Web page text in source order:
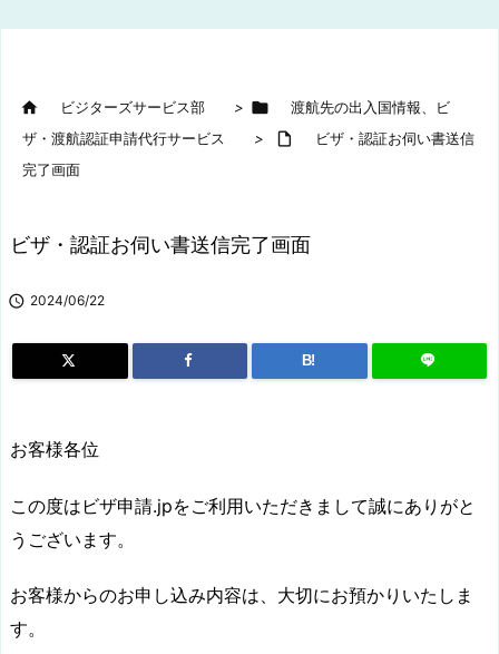
 ビジターズサービス部 > 
渡航先の出入国情報、ビ
ザ・渡航認証申請代行サービス
> 
ビザ・認証お伺い書送信
完了画面
ビザ・認証お伺い書送信完了画面
 2024/06/22
B!
お客様各位
この度はビザ申請.jpをご利用いただきまして誠にありがと
うございます。
お客様からのお申し込み内容は、大切にお預かりいたしま
す。